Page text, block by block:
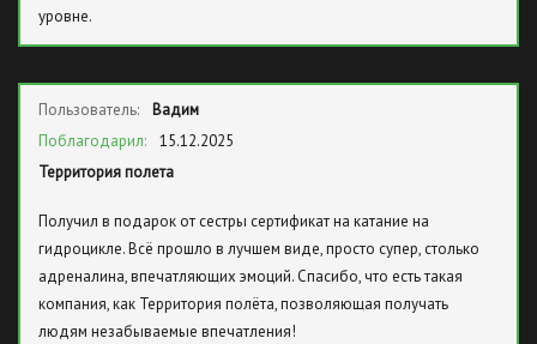
уровне.
Пользователь:
Вадим
Поблагодарил:
15.12.2025
Территория полета
Получил в подарок от сестры сертификат на катание на
гидроцикле. Всё прошло в лучшем виде, просто супер, столько
адреналина, впечатляющих эмоций. Спасибо, что есть такая
компания, как Территория полёта, позволяющая получать
людям незабываемые впечатления!